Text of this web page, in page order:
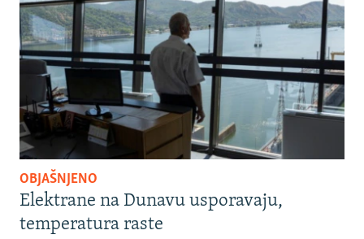
OBJAŠNJENO
Elektrane na Dunavu usporavaju,
temperatura raste